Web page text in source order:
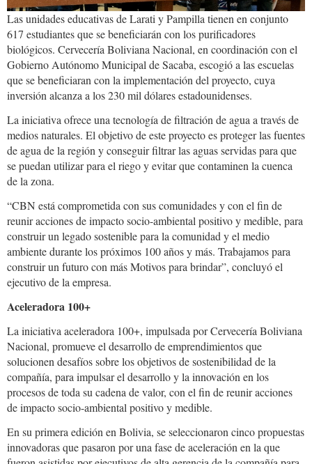
Las unidades educativas de Larati y Pampilla tienen en conjunto
617 estudiantes que se beneficiarán con los purificadores
biológicos. Cervecería Boliviana Nacional, en coordinación con el
Gobierno Autónomo Municipal de Sacaba, escogió a las escuelas
que se beneficiaran con la implementación del proyecto, cuya
inversión alcanza a los 230 mil dólares estadounidenses.
La iniciativa ofrece una tecnología de filtración de agua a través de
medios naturales. El objetivo de este proyecto es proteger las fuentes
de agua de la región y conseguir filtrar las aguas servidas para que
se puedan utilizar para el riego y evitar que contaminen la cuenca
de la zona.
“CBN está comprometida con sus comunidades y con el fin de
reunir acciones de impacto socio-ambiental positivo y medible, para
construir un legado sostenible para la comunidad y el medio
ambiente durante los próximos 100 años y más. Trabajamos para
construir un futuro con más Motivos para brindar”, concluyó el
ejecutivo de la empresa.
Aceleradora 100+
La iniciativa aceleradora 100+, impulsada por Cervecería Boliviana
Nacional, promueve el desarrollo de emprendimientos que
solucionen desafíos sobre los objetivos de sostenibilidad de la
compañía, para impulsar el desarrollo y la innovación en los
procesos de toda su cadena de valor, con el fin de reunir acciones
de impacto socio-ambiental positivo y medible.
En su primera edición en Bolivia, se seleccionaron cinco propuestas
innovadoras que pasaron por una fase de aceleración en la que